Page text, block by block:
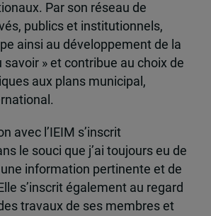
Par son réseau de
publics et institutionnels,
ainsi au développement de la
savoir » et contribue au choix de
aux plans municipal,
avec l’IEIM s’inscrit
le souci que j’ai toujours eu de
une information pertinente et de
s’inscrit également au regard
travaux de ses membres et